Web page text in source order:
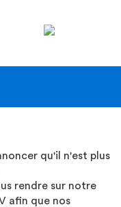
principale
qu'il n'est plus
rendre sur notre
afin que nos